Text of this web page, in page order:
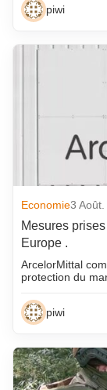
piwi
Economie3
Mesures
Europe .
ArcelorMittal
protection du
piwi